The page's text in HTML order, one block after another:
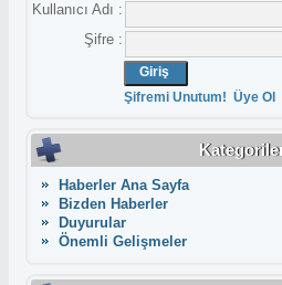
Kullanıcı Adı :
Şifre :
Şifremi Unutum! Üye Ol
Haberler Ana Sayfa
Bizden Haberler
Duyurular
Önemli Gelişmeler